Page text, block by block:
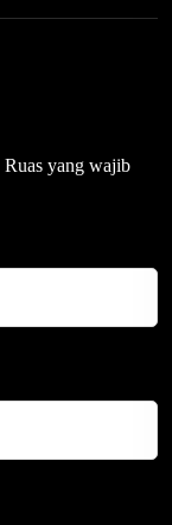
Ruas yang wajib